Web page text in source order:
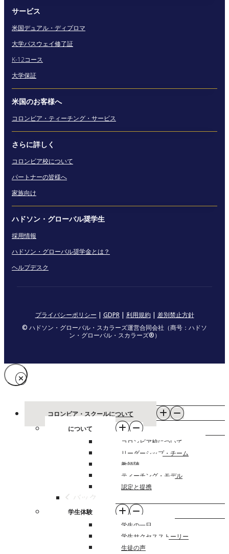
サービス
米国デュアル・ディプロマ
大学パスウェイ修了証
K-12コース
大学保証
米国のお客様へ
コロンビア・ティーチング・サービス
さらに詳しく
コロンビア校について
パートナーの皆様へ
家族向け
ハドソン・グローバル奨学生
採用情報
ハドソン・グローバル奨学金とは？
ヘルプデスク
プライバシーポリシー | GDPR| 利用規約| 差別禁止方針
© ハドソン・グローバル・スカラーズ運営合同会社（商号：ハドソ
ン・グローバル・スカラーズ®）
コロンビア・スクールについて
について
コロンビア校について
リーダーシップ・チーム
教師陣
ティーチング・モデル
認定と提携
バック
学生体験
学生の一日
学生サクセスストーリー
生徒の声